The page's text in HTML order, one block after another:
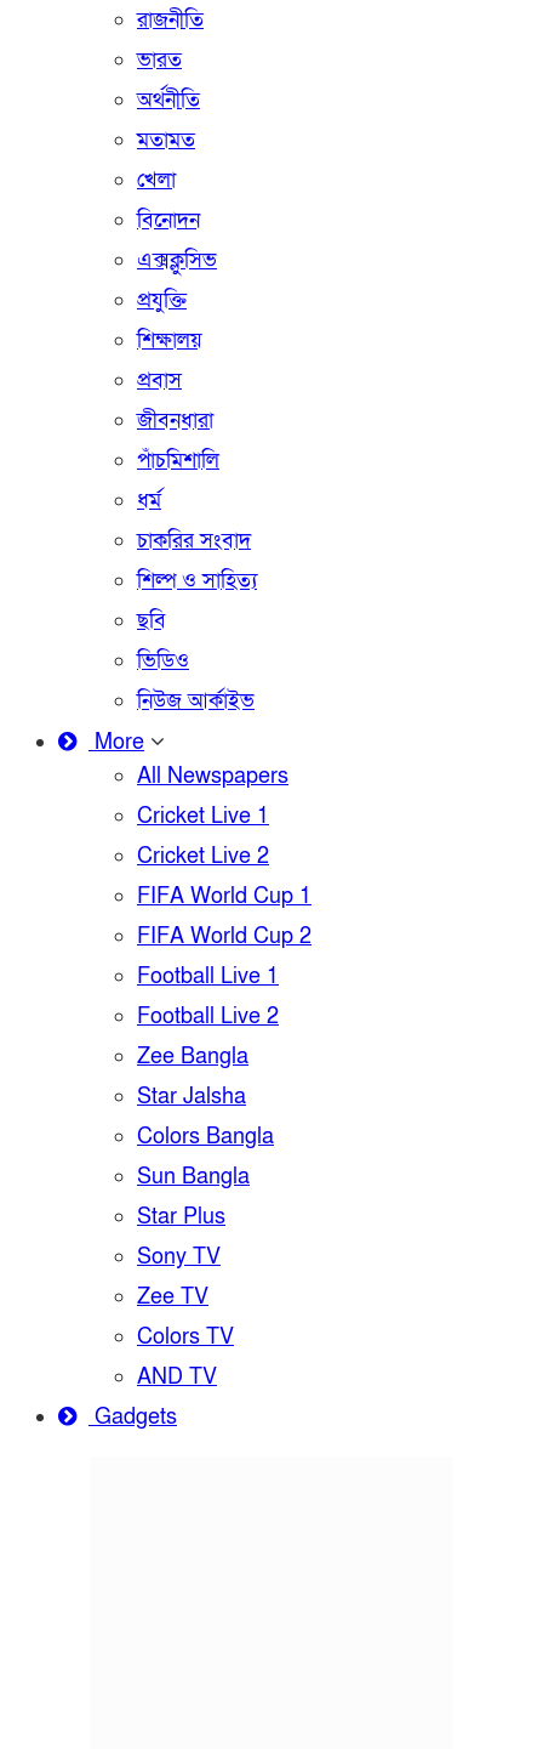
রাজনীতি
ভারত
অর্থনীতি
মতামত
খেলা
বিনোদন
এক্সক্লুসিভ
প্রযুক্তি
শিক্ষালয়
প্রবাস
জীবনধারা
পাঁচমিশালি
ধর্ম
চাকরির সংবাদ
শিল্প ও সাহিত্য
ছবি
ভিডিও
নিউজ আর্কাইভ
More
All Newspapers
Cricket Live 1
Cricket Live 2
FIFA World Cup 1
FIFA World Cup 2
Football Live 1
Football Live 2
Zee Bangla
Star Jalsha
Colors Bangla
Sun Bangla
Star Plus
Sony TV
Zee TV
Colors TV
AND TV
Gadgets